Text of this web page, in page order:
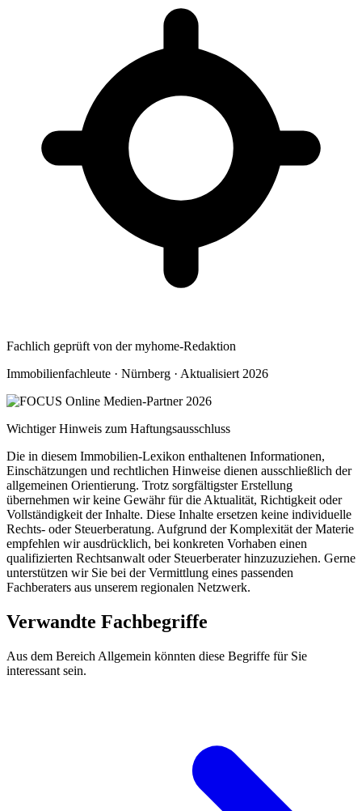
Fachlich geprüft von der myhome-Redaktion
Immobilienfachleute · Nürnberg · Aktualisiert 2026
Wichtiger Hinweis zum Haftungsausschluss
Die in diesem Immobilien-Lexikon enthaltenen Informationen,
Einschätzungen und rechtlichen Hinweise dienen ausschließlich der
allgemeinen Orientierung. Trotz sorgfältigster Erstellung
übernehmen wir keine Gewähr für die Aktualität, Richtigkeit oder
Vollständigkeit der Inhalte. Diese Inhalte ersetzen keine individuelle
Rechts- oder Steuerberatung. Aufgrund der Komplexität der Materie
empfehlen wir ausdrücklich, bei konkreten Vorhaben einen
qualifizierten Rechtsanwalt oder Steuerberater hinzuzuziehen. Gerne
unterstützen wir Sie bei der Vermittlung eines passenden
Fachberaters aus unserem regionalen Netzwerk.
Verwandte Fachbegriffe
Aus dem Bereich Allgemein könnten diese Begriffe für Sie
interessant sein.